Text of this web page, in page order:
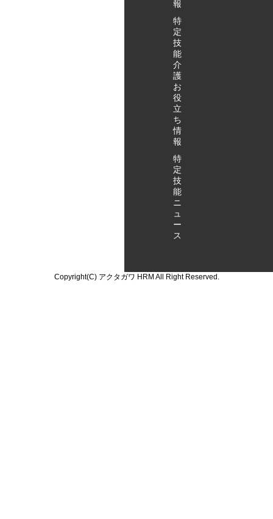
報
特
定
技
能
介
護
お
役
立
ち
情
報
特
定
技
能
ニ
ュ
ー
ス
Copyright(C) アクタガワ HRM All Right Reserved.